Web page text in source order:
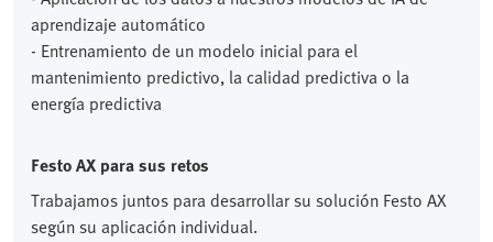
aprendizaje automático
- Entrenamiento de un modelo inicial para el
mantenimiento predictivo, la calidad predictiva o la
energía predictiva
Festo AX para sus retos
Trabajamos juntos para desarrollar su solución Festo AX
según su aplicación individual.